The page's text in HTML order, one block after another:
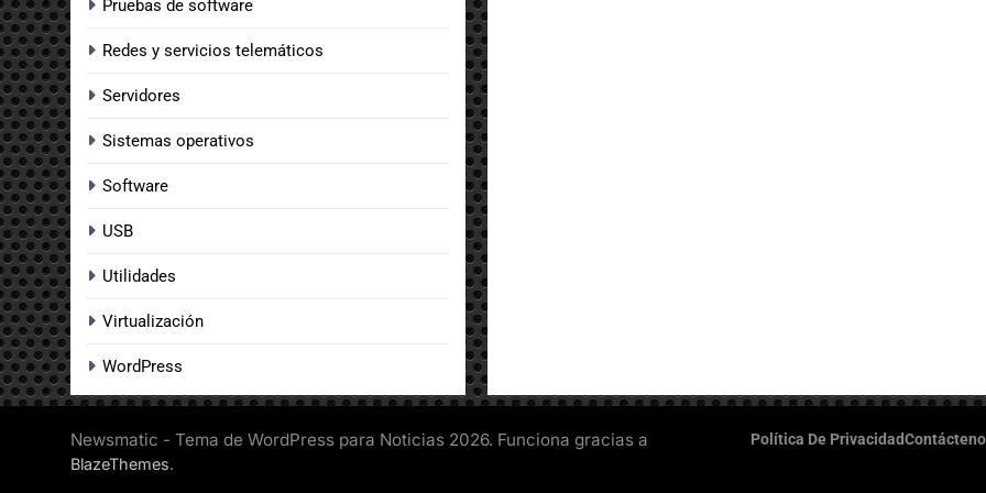
Pruebas de software
Redes y servicios telemáticos
Servidores
Sistemas operativos
Software
USB
Utilidades
Virtualización
WordPress
Newsmatic - Tema de WordPress para Noticias 2026. Funciona gracias a
BlazeThemes.
Política De Privacidad